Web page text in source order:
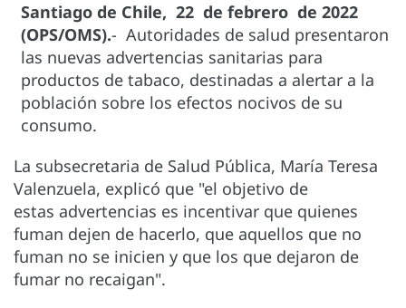
Santiago de Chile, 22 de febrero de 2022
(OPS/OMS).- Autoridades de salud presentaron
las nuevas advertencias sanitarias para
productos de tabaco, destinadas a alertar a la
población sobre los efectos nocivos de su
consumo.
La subsecretaria de Salud Pública, María Teresa
Valenzuela, explicó que "el objetivo de
estas advertencias es incentivar que quienes
fuman dejen de hacerlo, que aquellos que no
fuman no se inicien y que los que dejaron de
fumar no recaigan".